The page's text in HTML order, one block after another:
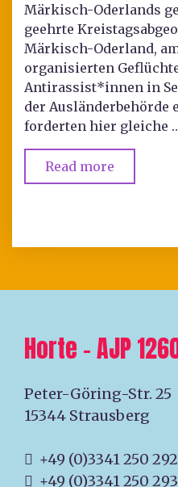
Märkisch-Oderlands
geehrte
Märkisch-Oderland,
organisierten
Antirassist*innen in
der Ausländerbehörde
forderten hier gleiche
Read more
Horte – AJP
Peter-Göring-Str. 25
15344 Strausberg
+49 (0)3341 250 292
+49 (0)3341 250 293